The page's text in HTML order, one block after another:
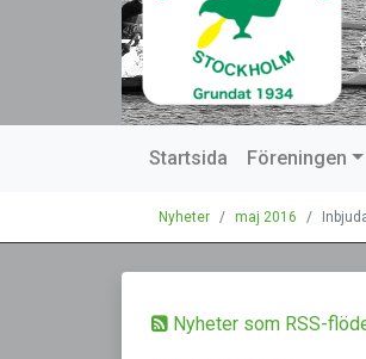
Startsida Föreningen
Nyheter maj 2016
Nyheter som RSS-